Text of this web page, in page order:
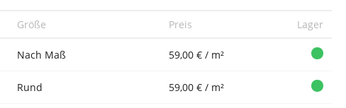
Größe Preis Lager
Nach Maß 59,00 € / m²
Rund 59,00 € / m²